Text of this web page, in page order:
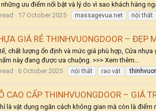
ưu điểm nổi bật và lý do vì sao khách hàng
17 October 2025 massagevua.net nội thất
GIÁ RẺ THINHVUONGDOOR – ĐẸP
chất lượng ổn định và mức giá phù hợp, Cửa
này đang được ưa chuộng. >>> Xem thêm...
6 October 2025 nội thất rao vặt
CAO CẤP THINHVUONGDOOR – GIÁ
là vật dụng ngăn cách không gian mà còn là